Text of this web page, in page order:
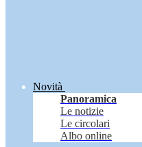
Novità
Panoramica
Le notizie
Le circolari
Albo online